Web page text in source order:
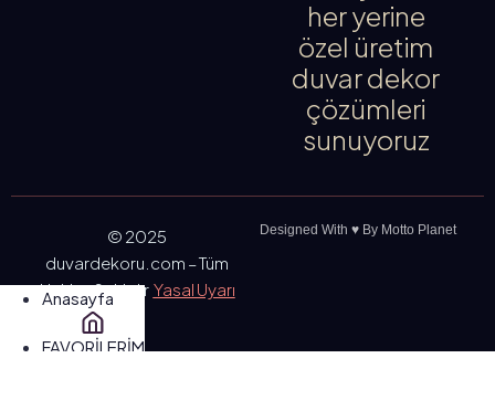
her yerine
özel üretim
duvar dekor
çözümleri
sunuyoruz
© 2025
duvardekoru.com – Tüm
Hakları Saklıdır Yasal Uyarı
Designed With ♥️ By Motto Planet
Anasayfa
FAVORİLERİM